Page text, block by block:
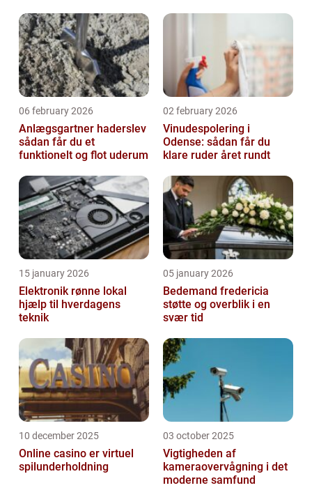
06 february 2026
Anlægsgartner haderslev
sådan får du et
funktionelt og flot uderum
02 february 2026
Vinudespolering i
Odense: sådan får du
klare ruder året rundt
15 january 2026
Elektronik rønne lokal
hjælp til hverdagens
teknik
05 january 2026
Bedemand fredericia
støtte og overblik i en
svær tid
10 december 2025
Online casino er virtuel
spilunderholdning
03 october 2025
Vigtigheden af
kameraovervågning i det
moderne samfund